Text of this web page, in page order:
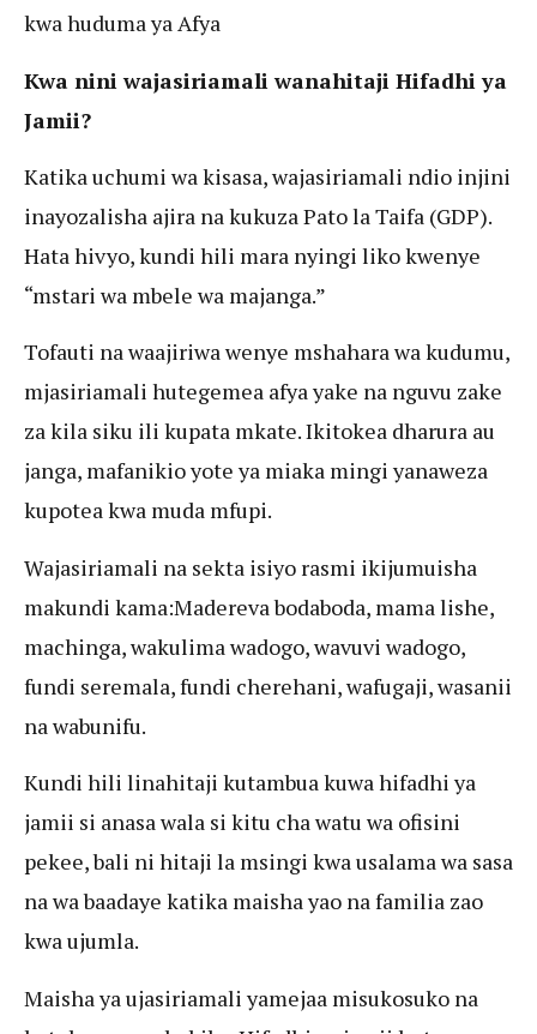
kwa huduma ya Afya
Kwa nini wajasiriamali wanahitaji Hifadhi ya
Jamii?
Katika uchumi wa kisasa, wajasiriamali ndio injini
inayozalisha ajira na kukuza Pato la Taifa (GDP).
Hata hivyo, kundi hili mara nyingi liko kwenye
“mstari wa mbele wa majanga.”
Tofauti na waajiriwa wenye mshahara wa kudumu,
mjasiriamali hutegemea afya yake na nguvu zake
za kila siku ili kupata mkate. Ikitokea dharura au
janga, mafanikio yote ya miaka mingi yanaweza
kupotea kwa muda mfupi.
Wajasiriamali na sekta isiyo rasmi ikijumuisha
makundi kama:Madereva bodaboda, mama lishe,
machinga, wakulima wadogo, wavuvi wadogo,
fundi seremala, fundi cherehani, wafugaji, wasanii
na wabunifu.
Kundi hili linahitaji kutambua kuwa hifadhi ya
jamii si anasa wala si kitu cha watu wa ofisini
pekee, bali ni hitaji la msingi kwa usalama wa sasa
na wa baadaye katika maisha yao na familia zao
kwa ujumla.
Maisha ya ujasiriamali yamejaa misukosuko na